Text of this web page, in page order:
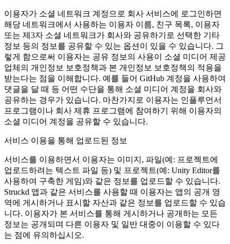
이용자가 소셜 네트워크 계정으로 회사 서비스에 로그인하면
해당 네트워크에서 사용하는 이용자 이름, 친구 목록, 이용자
또는 제3자 소셜 네트워크가 회사와 공유하기로 선택한 기타
정보 등의 정보를 공유할 수 있는 옵션이 있을 수 있습니다. 그
렇게 함으로써 이용자는 공유 정보의 사용이 소셜 미디어 제공
업체의 개인정보 보호정책과 본 개인정보 보호정책의 적용을
받는다는 점을 이해합니다. 예를 들어 GitHub 계정을 사용하여
댓글을 달 때 등 어떤 수단을 통해 소셜 미디어 계정을 회사와
공유하는 경우가 있습니다. 마찬가지로 이용자는 인플루언서
프로그램이나 회사 제휴 프로그램에 참여하기 위해 이용자의
소셜 미디어 계정을 공유할 수 있습니다.
서비스 이용을 통해 업로드된 정보
서비스를 이용하면서 이용자는 이미지, 파일(예: 프로젝트에
업로드하려는 텍스트 파일 등) 및 프로젝트(예: Unity Editor를
사용하여 구축한 게임)와 같은 정보를 업로드할 수 있습니다.
Struckd 앱과 같은 서비스를 사용할 때 이용자는 앱의 공개 영
역에 게시하거나 표시할 자산과 같은 정보를 업로드할 수 있습
니다. 이용자가 본 서비스를 통해 게시하거나 공개하는 모든
정보는 공개되며 다른 이용자 및 일반 대중이 이용할 수 있다
는 점에 유의하십시오.